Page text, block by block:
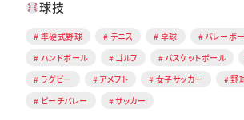
球技
準硬式野球 テニス 卓球
バレーボ
ハンドボール
ゴルフ バスケットボール
ラグビー
アメフト 女子サッカー
野
ビーチバレー
サッカー